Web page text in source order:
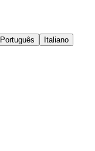
Português
Italiano